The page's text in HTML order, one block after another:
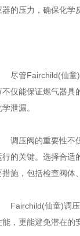
器的压力，确保化学
管Fairchild(仙童
不仅能保证燃气器具
泄漏。
压阀的重要性不仅
行的关键。选择合适
措施，包括检查阀体
仙童)调压
能，更能避免潜在的